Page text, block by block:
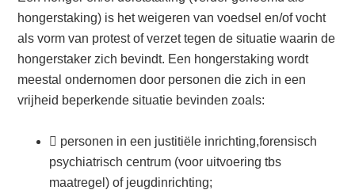
hongerstaking) is het weigeren van voedsel en/of vocht
als vorm van protest of verzet tegen de situatie waarin de
hongerstaker zich bevindt. Een hongerstaking wordt
meestal ondernomen door personen die zich in een
vrijheid beperkende situatie bevinden zoals:
 personen in een justitiële inrichting,forensisch
psychiatrisch centrum (voor uitvoering tbs
maatregel) of jeugdinrichting;